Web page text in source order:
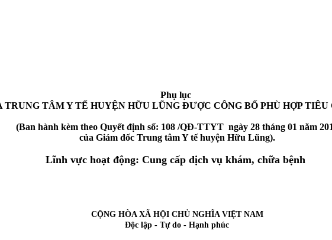
Phụ lục
TÂM Y TẾ HUYỆN HỮU LŨNG ĐƯỢC CÔNG BỐ PHÙ HỢP TIÊU
(Ban hành kèm theo Quyết định số: 108 /QĐ-TTYT ngày 28 tháng 01 năm
của Giám đốc Trung tâm Y tế huyện Hữu Lũng).
Lĩnh vực hoạt động: Cung cấp dịch vụ khám, chữa bệnh
CỘNG HÒA XÃ HỘI CHỦ NGHĨA VIỆT NAM
Độc lập - Tự do - Hạnh phúc